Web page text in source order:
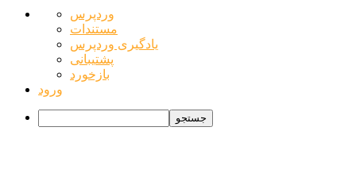
درباره
وردپرس
وردپرس
مستندات
یادگیری وردپرس
پشتیبانی
بازخورد
ورود
جستجو